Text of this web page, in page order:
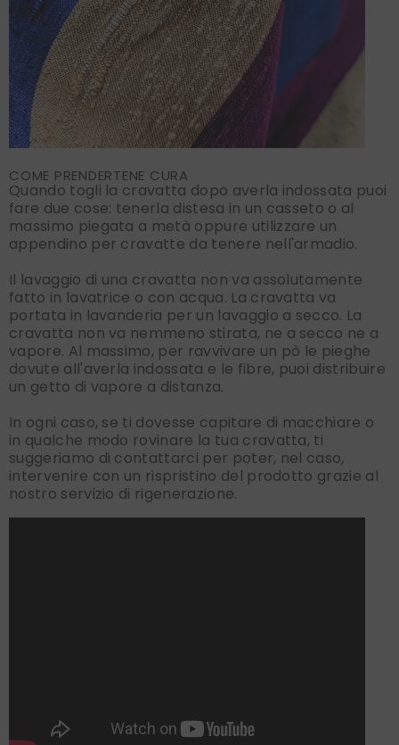
COME PRENDERTENE CURA
Quando togli la cravatta dopo averla indossata puoi
fare due cose: tenerla distesa in un casseto o al
massimo piegata a metà oppure utilizzare un
appendino per cravatte da tenere nell'armadio.
Il lavaggio di una cravatta non va assolutamente
fatto in lavatrice o con acqua. La cravatta va
portata in lavanderia per un lavaggio a secco. La
cravatta non va nemmeno stirata, ne a secco ne a
vapore. Al massimo, per ravvivare un pò le pieghe
dovute all'averla indossata e le fibre, puoi distribuire
un getto di vapore a distanza.
In ogni caso, se ti dovesse capitare di macchiare o
in qualche modo rovinare la tua cravatta, ti
suggeriamo di contattarci per poter, nel caso,
intervenire con un rispristino del prodotto grazie al
nostro servizio di rigenerazione.